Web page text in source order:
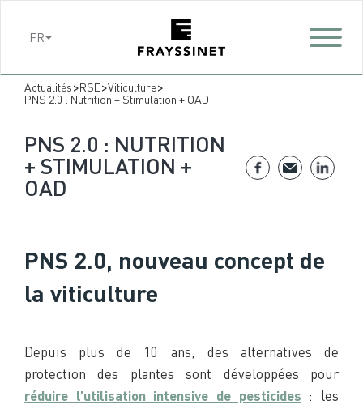
FR
Actualités>RSE>Viticulture>
PNS 2.0 : Nutrition + Stimulation + OAD
PNS 2.0 : NUTRITION
+ STIMULATION +
OAD
PNS 2.0, nouveau concept de
la viticulture
Depuis plus de 10 ans, des alternatives de
protection des plantes sont développées pour
réduire l’utilisation intensive de pesticides
: les